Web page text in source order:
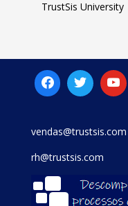
TrustSis University
vendas@trustsis.com
rh@trustsis.com